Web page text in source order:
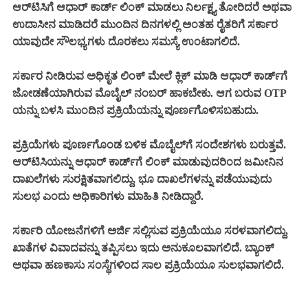
ಆರ್‌ಟಿಸಿಗೆ ಆಧಾರ್‌ ಕಾರ್ಡ್‌ ಲಿಂಕ್ ಮಾಡಲು ನಿರ್ಲಕ್ಷ್ಯ ತೋರಿದರೆ ಅಥವಾ
ಉದಾಸೀನ ಮಾಡಿದರೆ ಮುಂದಿನ ದಿನಗಳಲ್ಲಿ ಅಂತಹ ರೈತರಿಗೆ ಸರ್ಕಾರ
ಯಾವುದೇ ಸೌಲಭ್ಯಗಳು ದೊರಕಲು ಸಮಸ್ಯೆ ಉಂಟಾಗಲಿದೆ.
ಸರ್ಕಾರ ನೀಡಿರುವ ಅಧಿಕೃತ ಲಿಂಕ್ ಮೇಲೆ ಕ್ಲಿಕ್ ಮಾಡಿ ಆಧಾರ್ ಕಾರ್ಡ್‌ಗೆ
ಜೋಡಣೆಯಾಗಿರುವ ಮೊಬೈಲ್ ನಂಬರ್ ಹಾಕಬೇಕು. ಆಗ ಬರುವ OTP
ಯನ್ನು ಬಳಸಿ ಮುಂದಿನ ಪ್ರಕ್ರಿಯೆಯನ್ನು ಪೂರ್ಣಗೊಳಿಸಬಹುದು.
ಪ್ರಕ್ರಿಯೆಗಳು ಪೂರ್ಣಗೊಂಡ ಬಳಿಕ ಮೊಬೈಲ್‌ಗೆ ಸಂದೇಶಗಳು ಬರುತ್ತವೆ.
ಆರ್‌ಟಿಸಿಯನ್ನು ಆಧಾರ್‌ ಕಾರ್ಡ್‌ಗೆ ಲಿಂಕ್ ಮಾಡುವುದರಿಂದ ಜಮೀನಿನ
ದಾಖಲೆಗಳು ಸುರಕ್ಷಿತವಾಗಲಿದ್ದು, ಭೂ ದಾಖಲೆಗಳನ್ನು ಪಡೆಯುವುದು
ಸುಲಭ ಎಂದು ಅಧಿಕಾರಿಗಳು ಮಾಹಿತಿ ನೀಡಿದ್ದಾರೆ.
ಸರ್ಕಾರಿ ಯೋಜನೆಗಳಿಗೆ ಅರ್ಜಿ ಸಲ್ಲಿಸುವ ಪ್ರಕ್ರಿಯೆಯೂ ಸರಳವಾಗಲಿದ್ದು,
ಖಾತೆಗಳ ವಿವಾದವನ್ನು ತಪ್ಪಿಸಲು ಇದು ಅನುಕೂಲವಾಗಲಿದೆ. ಬ್ಯಾಂಕ್
ಅಥವಾ ಹಣಕಾಸು ಸಂಸ್ಥೆಗಳಿಂದ ಸಾಲ ಪ್ರಕ್ರಿಯೆಯೂ ಸುಲಭವಾಗಲಿದೆ.